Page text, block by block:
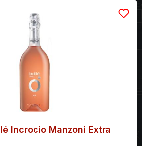
Incrocio Manzoni Extra